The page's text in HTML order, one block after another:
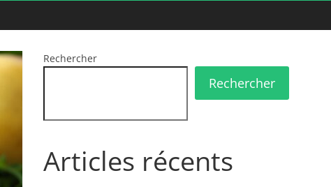
Rechercher
Rechercher
Articles récents